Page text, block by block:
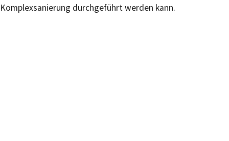
Komplexsanierung durchgeführt werden kann.